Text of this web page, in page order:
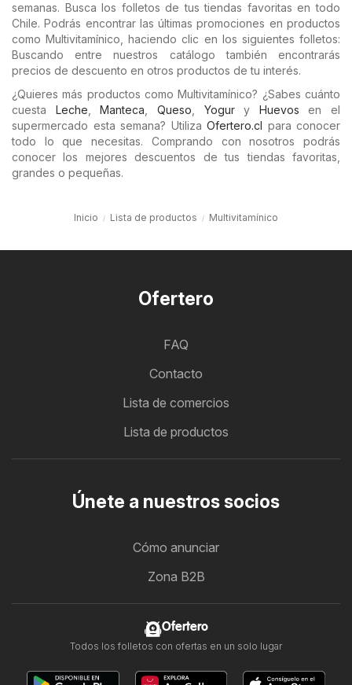
semanas. Busca los folletos de tus tiendas favoritas en todo
Chile. Podrás encontrar las últimas promociones en productos
como Multivitamínico, haciendo clic en los siguientes folletos:
Buscando entre nuestros catálogo también encontrarás
precios de descuento en otros productos de tu interés.
¿Quieres más productos como Multivitamínico? ¿Sabes cuánto
cuesta Leche ,Manteca Queso Yogury Huevos en el
supermercado esta semana? Utiliza Ofertero.cl para conocer
todo lo que necesitas. Comprando con nosotros podrás
conocer los mejores descuentos de tus tiendas favoritas,
grandes o pequeñas.
Inicio Lista de productos Multivitamínico
Ofertero
FAQ
Contacto
Lista de comercios
Lista de productos
Únete a nuestros socios
Cómo anunciar
Zona B2B
Ofertero
Todos los folletos con ofertas en un solo lugar